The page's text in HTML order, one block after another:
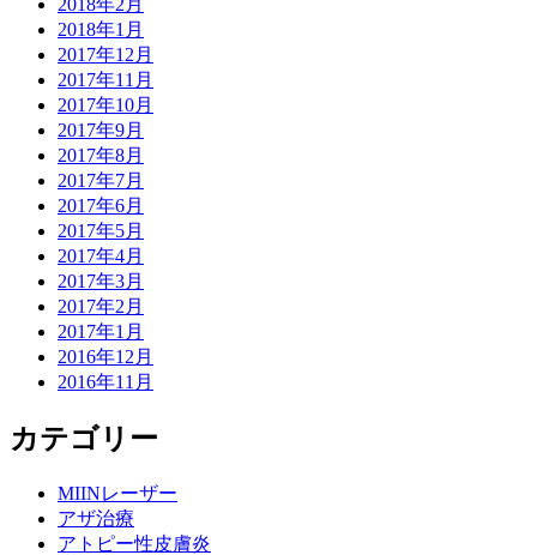
2018年2月
2018年1月
2017年12月
2017年11月
2017年10月
2017年9月
2017年8月
2017年7月
2017年6月
2017年5月
2017年4月
2017年3月
2017年2月
2017年1月
2016年12月
2016年11月
カテゴリー
MIINレーザー
アザ治療
アトピー性皮膚炎